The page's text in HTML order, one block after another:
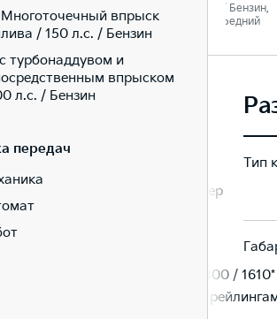
впрыск
/ 150 л.с. / Бензин
турбонаддувом и
впрыском
л.с. / Бензин
передач
л. c. / Бензин,
/ Передний
2.0 / 150 л. c. / Бензин,
Автомат / Передний
Тип
Кроссовер
4195 / 1800 / 1610*
*1625 - с